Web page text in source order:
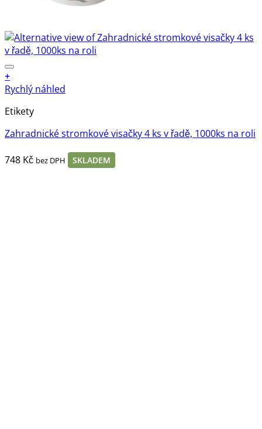
+
Rychlý náhled
Etikety
Zahradnické stromkové visačky 4 ks v řadě, 1000ks na roli
748 Kč bez DPH SKLADEM